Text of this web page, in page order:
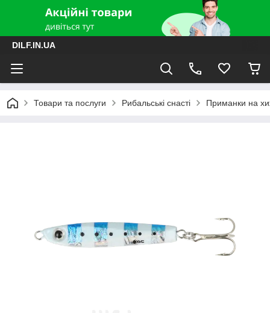
DILF.IN.UA
Товари та послуги Рибальські снасті Приманки на